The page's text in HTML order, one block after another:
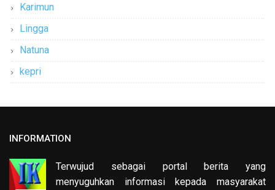
Karimun
Lingga
Natuna
kepri
INFORMATION
Terwujud sebagai portal berita yang
menyuguhkan informasi kepada masyarakat